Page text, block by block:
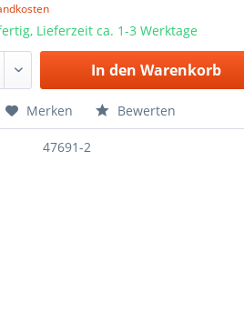
Lieferzeit ca. 1-3 Werktage
In den Warenkorb
Merken Bewerten
47691-2